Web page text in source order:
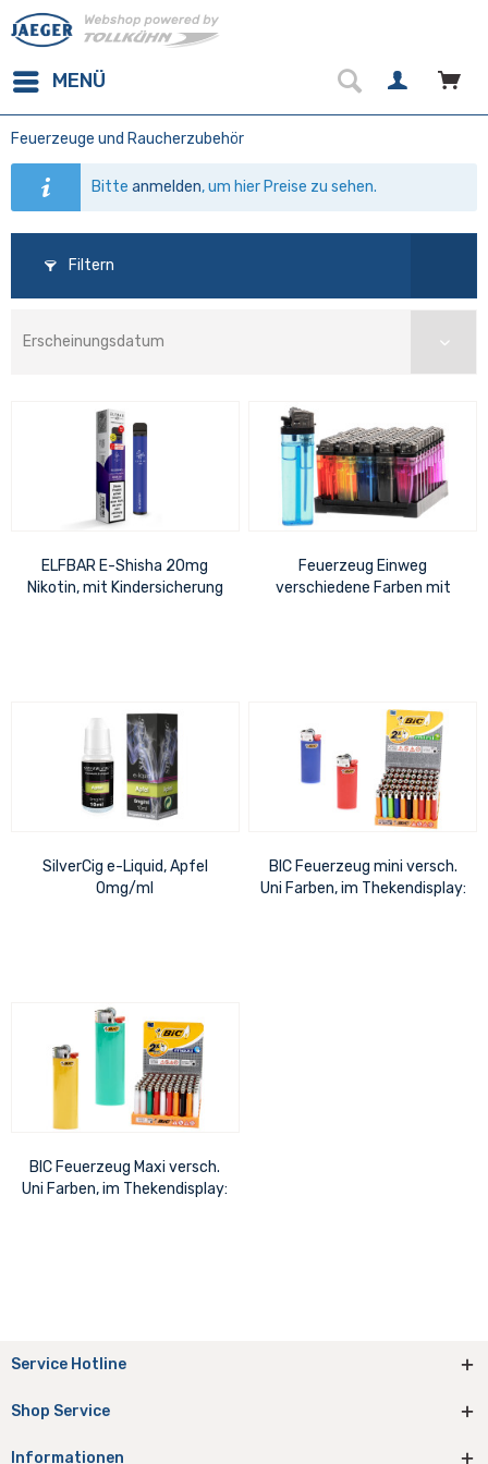
MENÜ
Feuerzeuge und Raucherzubehör
Bitteanmelden, um hier Preise zu sehen.
Filtern
ELFBAR E-Shisha 20mg
Nikotin, mit Kindersicherung
Feuerzeug Einweg
verschiedene Farben mit
SilverCig e-Liquid, Apfel
0mg/ml
BIC Feuerzeug mini versch.
Uni Farben, im Thekendisplay:
BIC Feuerzeug Maxi versch.
Uni Farben, im Thekendisplay:
Service Hotline
Shop Service
Informationen